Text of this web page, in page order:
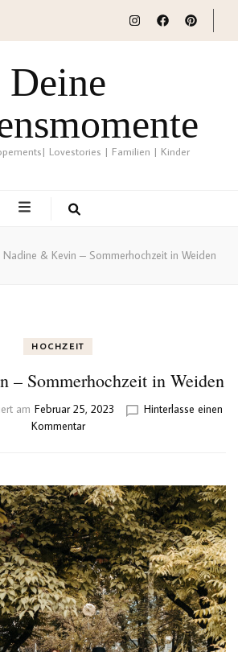
Deine
Lovestories | Familien | Kinder
Nadine & Kevin – Sommerhochzeit in Weiden
HOCHZEIT
– Sommerhochzeit in Weiden
am Februar 25, 2023
Hinterlasse einen
Kommentarzu
–
Sommerhochzeit
in
Weiden